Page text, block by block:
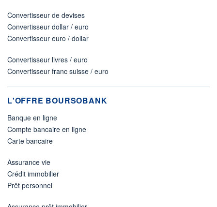
Convertisseur de devises
Convertisseur dollar / euro
Convertisseur euro / dollar
Convertisseur livres / euro
Convertisseur franc suisse / euro
L'OFFRE BOURSOBANK
Banque en ligne
Compte bancaire en ligne
Carte bancaire
Assurance vie
Crédit immobilier
Prêt personnel